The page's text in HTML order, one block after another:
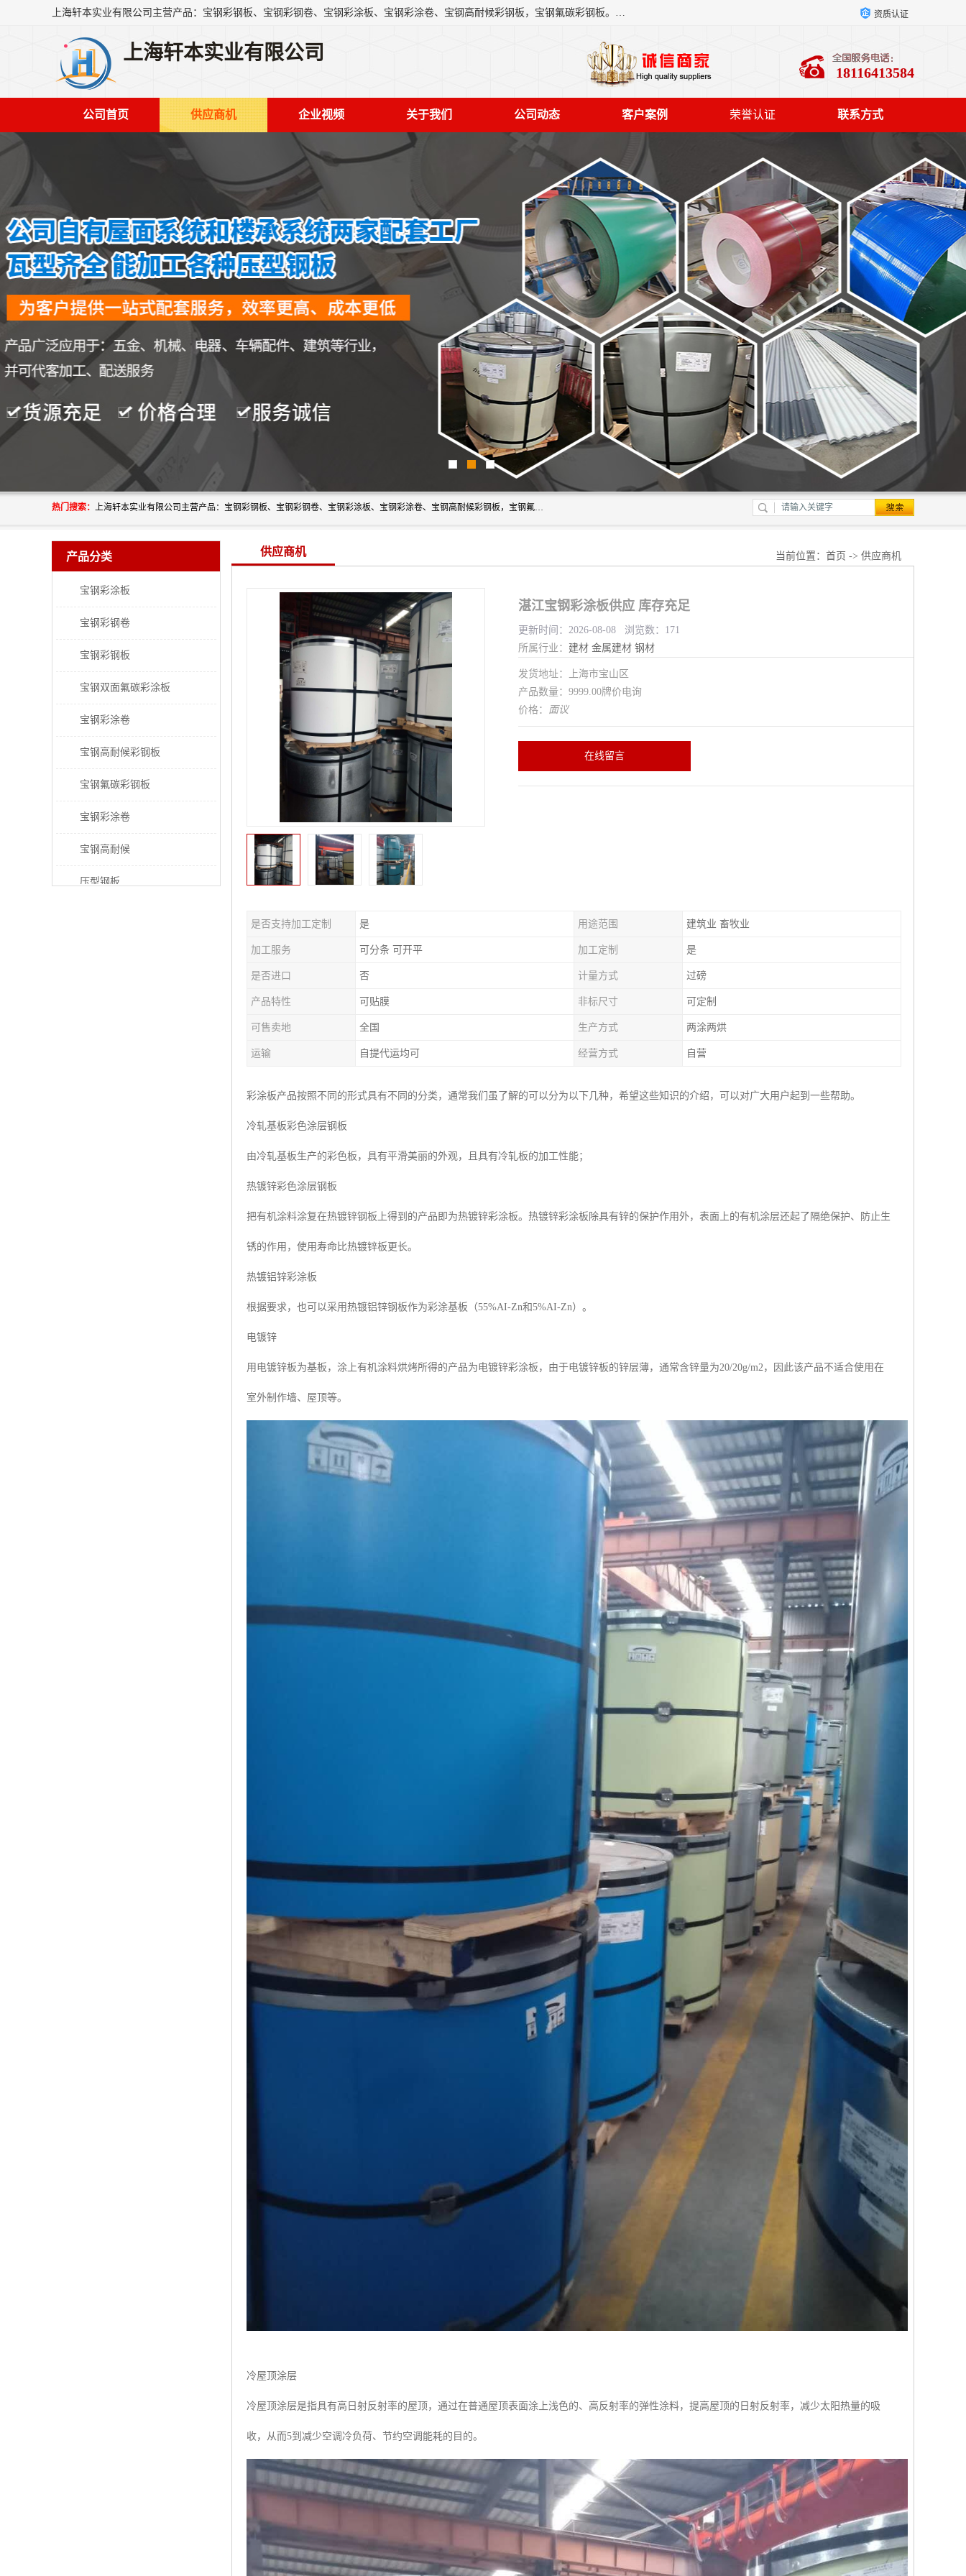
上海轩本实业有限公司主营产品：宝钢彩钢板、宝钢彩钢卷、宝钢彩涂板、宝钢彩涂卷、宝钢高耐候彩钢板，宝钢氟碳彩钢板。是一家集钢铁贸易，物流、加工为一体的产业全配套公司。 资质认证
上海轩本实业有限公司
18116413584
公司首页 供应商机 企业视频 关于我们 公司动态 客户案例 荣誉认证 联系方式
热门搜索： 上海轩本实业有限公司主营产品：宝钢彩钢板、宝钢彩钢卷、宝钢彩涂板、宝钢彩涂卷、宝钢高耐候彩钢板，宝钢氟碳彩钢板。是一家集钢铁贸易，物流、加工为一体的产业全配套公司。
产品分类
宝钢彩涂板
宝钢彩钢卷
宝钢彩钢板
宝钢双面氟碳彩涂板
宝钢彩涂卷
宝钢高耐候彩钢板
宝钢氟碳彩钢板
宝钢彩涂卷
宝钢高耐候
压型钢板
供应商机 当前位置： 首页 -> 供应商机
湛江宝钢彩涂板供应 库存充足
更新时间：2026-08-08 浏览数：171
所属行业： 建材 金属建材 钢材
发货地址：上海市宝山区
产品数量：9999.00牌价电询
价格： 面议
在线留言
是否支持加工定制 是 用途范围 建筑业 畜牧业
加工服务 可分条 可开平 加工定制 是
是否进口 否 计量方式 过磅
产品特性 可贴膜 非标尺寸 可定制
可售卖地 全国 生产方式 两涂两烘
运输 自提代运均可 经营方式 自营
彩涂板产品按照不同的形式具有不同的分类，通常我们虽了解的可以分为以下几种，希望这些知识的介绍，可以对广大用户起到一些帮助。
冷轧基板彩色涂层钢板
由冷轧基板生产的彩色板，具有平滑美丽的外观，且具有冷轧板的加工性能；
热镀锌彩色涂层钢板
把有机涂料涂复在热镀锌钢板上得到的产品即为热镀锌彩涂板。热镀锌彩涂板除具有锌的保护作用外，表面上的有机涂层还起了隔绝保护、防止生
锈的作用，使用寿命比热镀锌板更长。
热镀铝锌彩涂板
根据要求，也可以采用热镀铝锌钢板作为彩涂基板（55%AI-Zn和5%AI-Zn）。
电镀锌
用电镀锌板为基板，涂上有机涂料烘烤所得的产品为电镀锌彩涂板，由于电镀锌板的锌层薄，通常含锌量为20/20g/m2，因此该产品不适合使用在
室外制作墙、屋顶等。
冷屋顶涂层
冷屋顶涂层是指具有高日射反射率的屋顶，通过在普通屋顶表面涂上浅色的、高反射率的弹性涂料，提高屋顶的日射反射率，减少太阳热量的吸
收，从而5到减少空调冷负荷、节约空调能耗的目的。